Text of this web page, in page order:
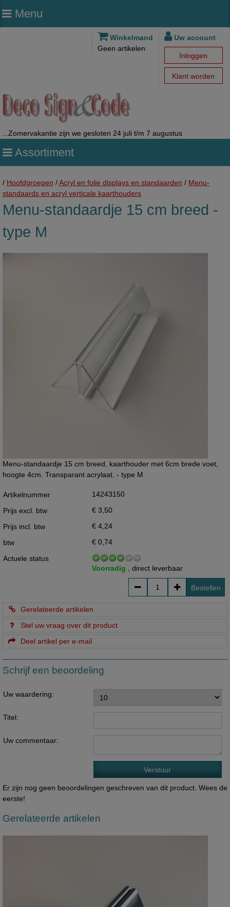
Menu
Winkelmand
Geen artikelen
Uw account
Inloggen
Klant worden
...Zomervakantie zijn we gesloten 24 juli t/m 7 augustus
Assortiment
/ Hoofdgroepen /Acryl en folie displays en standaarden / Menu-
standaards en acryl verticale kaarthouders
Menu-standaardje 15 cm breed -
type M
Menu-standaardje 15 cm breed, kaarthouder met 6cm brede voet,
hoogte 4cm. Transparant acrylaat. - type M
Artikelnummer
14243150
Prijs excl. btw
€ 3,50
Prijs incl. btw
€ 4,24
btw
€ 0,74
Actuele status
Voorradig , direct leverbaar
Bestellen
Gerelateerde artikelen
Stel uw vraag over dit product
Deel artikel per e-mail
Schrijf een beoordeling
Uw waardering:
Titel:
Uw commentaar:
Er zijn nog geen beoordelingen geschreven van dit product. Wees de
eerste!
Gerelateerde artikelen